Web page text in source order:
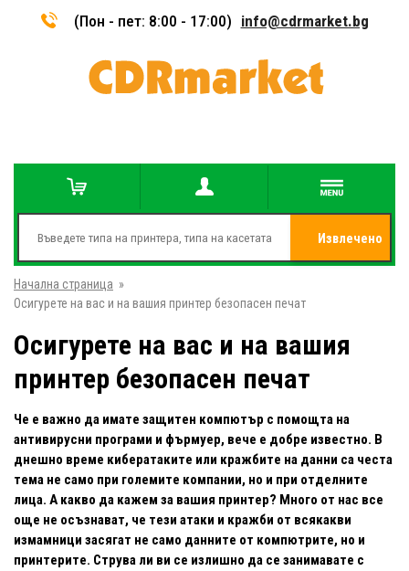
(Пон - пет: 8:00 - 17:00) info@cdrmarket.bg
Извлечено
Начална страница »
Осигурете на вас и на вашия принтер безопасен печат
Осигурете на вас и на вашия
принтер безопасен печат
Че е важно да имате защитен компютър с помощта на
антивирусни програми и фърмуер, вече е добре известно. В
днешно време кибератаките или кражбите на данни са честа
тема не само при големите компании, но и при отделните
лица. А какво да кажем за вашия принтер? Много от нас все
още не осъзнават, че тези атаки и кражби от всякакви
измамници засягат не само данните от компютрите, но и
принтерите. Струва ли ви се излишно да се занимавате с